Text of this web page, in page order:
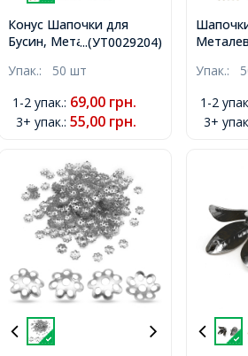
...(УТ0029204)
Конус Шапочки для
Бусин, Металеві, Колір:
8х6х6мм, Отвір 2мм,
Упак.: 50 шт
1-2 упак.: 69,00 грн.
3+ упак.: 55,00 грн.
9х4мм,
Упак.:
1-2
3+